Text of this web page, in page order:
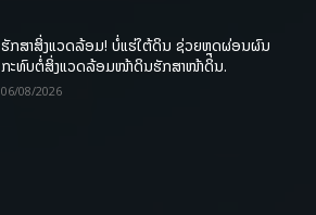
ຮັກສາສິ່ງແວດລ້ອມ! ບໍ່ແຮ່ໃຕ້ດິນ ຊ່ວຍຫຼຸດຜ່ອນຜົນ
ກະທົບຕໍ່ສິ່ງແວດລ້ອມໜ້າດິນຮັກສາໜ້າດິນ.
06/08/2026